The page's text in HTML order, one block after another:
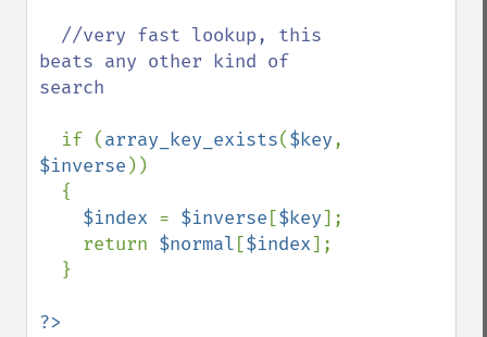
//very fast lookup, this
beats any other kind of
search
if (array_key_exists($key
$inverse ))
$index = $inverse [$key];
    return
$normal [$index];
?>